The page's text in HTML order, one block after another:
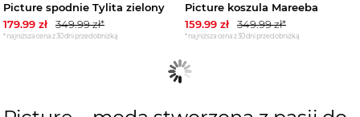
Picture spodnie Tylita zielony
179.99 zł 349.99zł*
*najniższa cena z 30 dni przed obniżką
Picture koszula Mareeba
159.99 zł 349.99zł*
*najniższa cena z 30 dni przed obniżką